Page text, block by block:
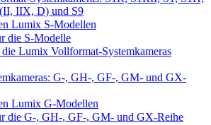
IIX, D) und S9
Lumix S-Modellen
die S-Modelle
Lumix Vollformat-Systemkameras
G-, GH-, GF-, GM- und GX-
Lumix G-Modellen
G-, GH-, GF-, GM- und GX-Reihe